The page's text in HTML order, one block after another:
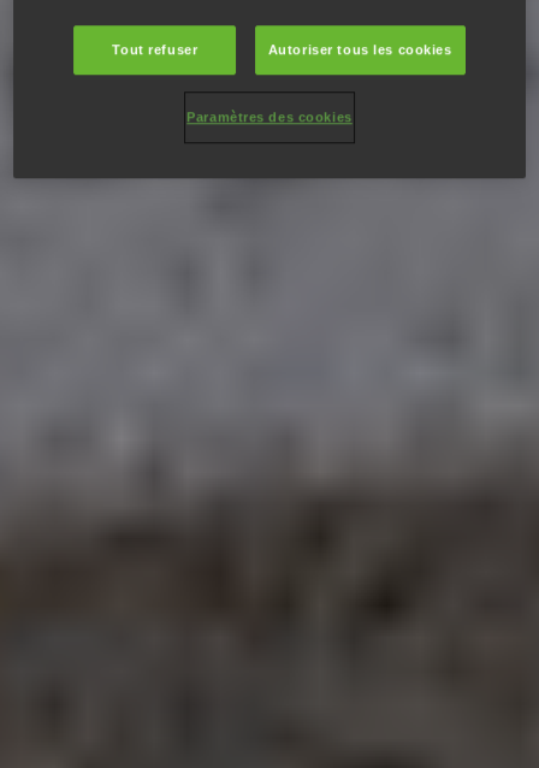
Tout refuser Autoriser tous les cookies
Paramètres des cookies